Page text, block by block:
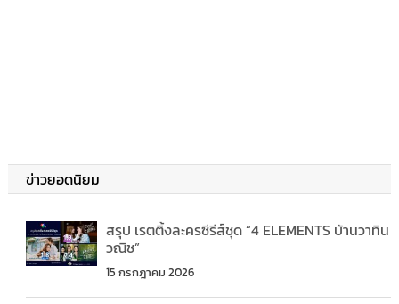
ข่าวยอดนิยม
สรุป เรตติ้งละครซีรีส์ชุด “4 ELEMENTS บ้านวาทิน
วณิช”
15 กรกฎาคม 2026